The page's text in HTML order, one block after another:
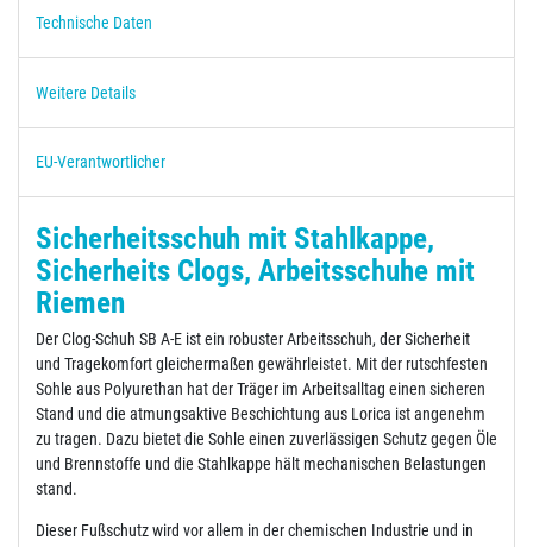
Technische Daten
Weitere Details
EU-Verantwortlicher
Sicherheitsschuh mit Stahlkappe,
Sicherheits Clogs, Arbeitsschuhe mit
Riemen
Der Clog-Schuh SB A-E ist ein robuster Arbeitsschuh, der Sicherheit
und Tragekomfort gleichermaßen gewährleistet. Mit der rutschfesten
Sohle aus Polyurethan hat der Träger im Arbeitsalltag einen sicheren
Stand und die atmungsaktive Beschichtung aus Lorica ist angenehm
zu tragen. Dazu bietet die Sohle einen zuverlässigen Schutz gegen Öle
und Brennstoffe und die Stahlkappe hält mechanischen Belastungen
stand.
Dieser Fußschutz wird vor allem in der chemischen Industrie und in